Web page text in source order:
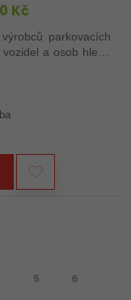
Kč
parkovacích
a osob hledá
na pracovní pozici
5 6